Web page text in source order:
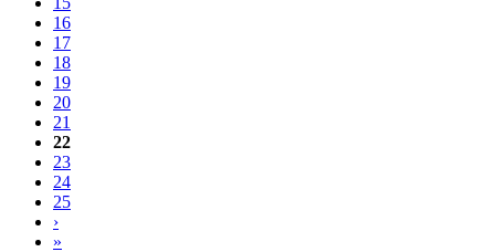
16
17
18
19
20
21
22
23
24
25
›
»